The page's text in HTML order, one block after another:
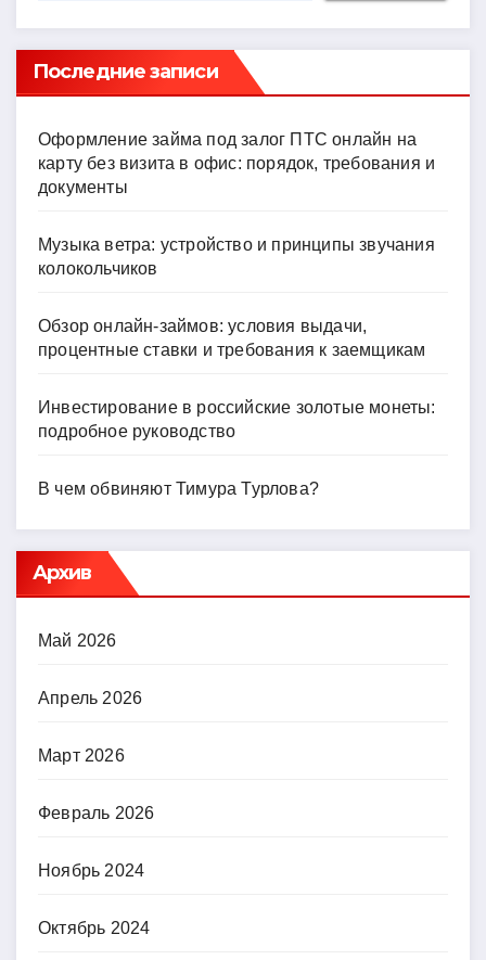
Последние записи
Оформление займа под залог ПТС онлайн на
карту без визита в офис: порядок, требования и
документы
Музыка ветра: устройство и принципы звучания
колокольчиков
Обзор онлайн-займов: условия выдачи,
процентные ставки и требования к заемщикам
Инвестирование в российские золотые монеты:
подробное руководство
В чем обвиняют Тимура Турлова?
Архив
Май 2026
Апрель 2026
Март 2026
Февраль 2026
Ноябрь 2024
Октябрь 2024